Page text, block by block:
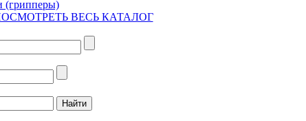
(грипперы)
ВЕСЬ КАТАЛОГ